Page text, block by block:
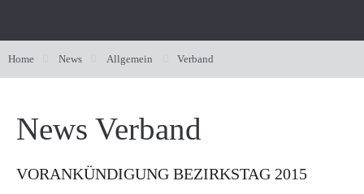
News
Schwimmen
Allgemein
Schwimmen
Wettkämpfe
Home News Allgemein Verband
News Verband
VORANKÜNDIGUNG BEZIRKSTAG 2015